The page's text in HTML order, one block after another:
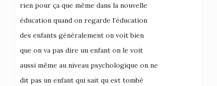
rien pour ça que même dans la nouvelle
éducation quand on regarde l’éducation
des enfants généralement on voit bien
que on va pas dire un enfant on le voit
aussi même au niveau psychologique on ne
dit pas un enfant qui sait qu est tombé